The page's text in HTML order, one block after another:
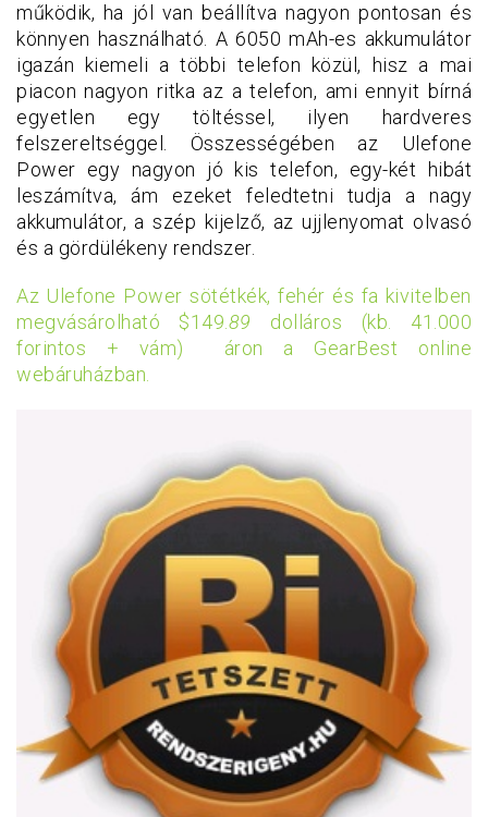
működik, ha jól van beállítva nagyon pontosan és
könnyen használható. A 6050 mAh-es akkumulátor
igazán kiemeli a többi telefon közül, hisz a mai
piacon nagyon ritka az a telefon, ami ennyit bírná
egyetlen egy töltéssel, ilyen hardveres
felszereltséggel. Összességében az Ulefone
Power egy nagyon jó kis telefon, egy-két hibát
leszámítva, ám ezeket feledtetni tudja a nagy
akkumulátor, a szép kijelző, az ujjlenyomat olvasó
és a gördülékeny rendszer.
Az Ulefone Power sötétkék, fehér és fa kivitelben
megvásárolható $149. 89 dolláros (kb. 41.000
forintos + vám)
áron a GearBest online
webáruházban.